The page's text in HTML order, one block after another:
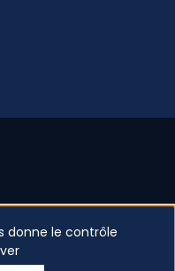
donne le contrôle